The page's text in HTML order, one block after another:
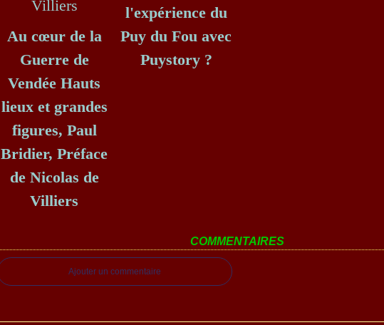
Au cœur de la
Guerre de
Vendée Hauts
lieux et grandes
figures, Paul
Bridier, Préface
de Nicolas de
Villiers
l'expérience du
Puy du Fou avec
Puystory ?
COMMENTAIRES
Ajouter un commentaire